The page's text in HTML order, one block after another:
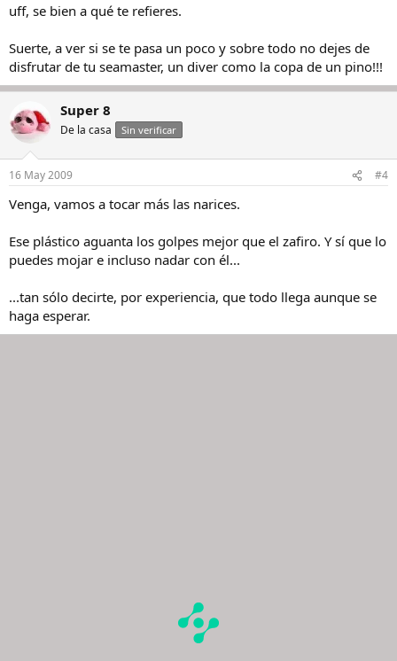
uff, se bien a qué te refieres.
Suerte, a ver si se te pasa un poco y sobre todo no dejes de
disfrutar de tu seamaster, un diver como la copa de un pino!!!
Super 8
De la casa Sin verificar
16 May 2009 #4
Venga, vamos a tocar más las narices.
Ese plástico aguanta los golpes mejor que el zafiro. Y sí que lo
puedes mojar e incluso nadar con él...
...tan sólo decirte, por experiencia, que todo llega aunque se
haga esperar.